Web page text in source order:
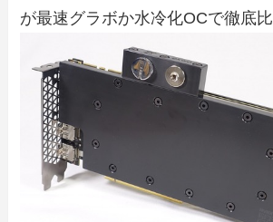
が最速グラボか水冷化OCで徹底比